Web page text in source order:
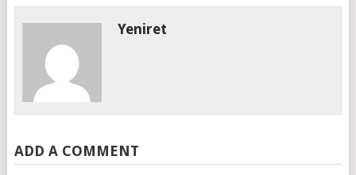
Yeniret
ADD A COMMENT